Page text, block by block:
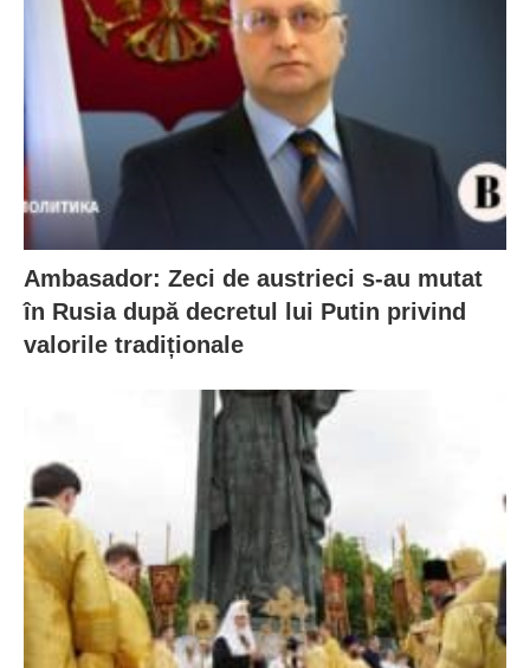
Ambasador: Zeci de austrieci s-au mutat
în Rusia după decretul lui Putin privind
valorile tradiționale